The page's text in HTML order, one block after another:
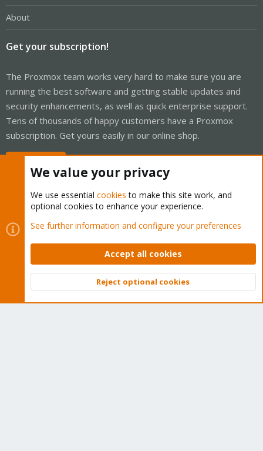
About
Get your subscription!
The Proxmox team works very hard to make sure you are
running the best software and getting stable updates and
security enhancements, as well as quick enterprise support.
Tens of thousands of happy customers have a Proxmox
subscription. Get yours easily in our online shop.
Cookies
Proxmox Support Forum - Light Mode
Contact us
Terms and rules Privacy policy Help Home
Community platform by XenForo © 2010-2026 XenForo Ltd.
Top
We value your privacy
We use essential cookies to make this site work, and
optional cookies to enhance your experience.
See further information and configure your preferences
Accept all cookies
Reject optional cookies